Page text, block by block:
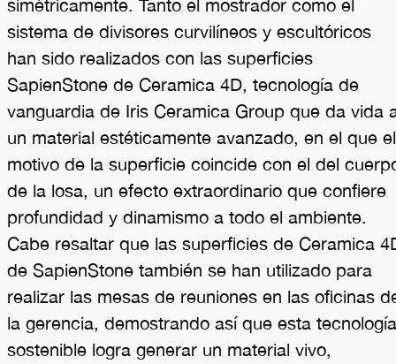
simétricamente. Tanto el mostrador como el
sistema de divisores curvilíneos y escultóricos
han sido realizados con las superficies
SapienStone de Ceramica 4D, tecnología de
vanguardia de Iris Ceramica Group que da vida
un material estéticamente avanzado, en el que el
motivo de la superficie coincide con el del
de la losa, un efecto extraordinario que confiere
profundidad y dinamismo a todo el ambiente.
Cabe resaltar que las superficies de Ceramica
de SapienStone también se han utilizado para
realizar las mesas de reuniones en las oficinas
la gerencia, demostrando así que esta tecnología
sostenible logra generar un material vivo,